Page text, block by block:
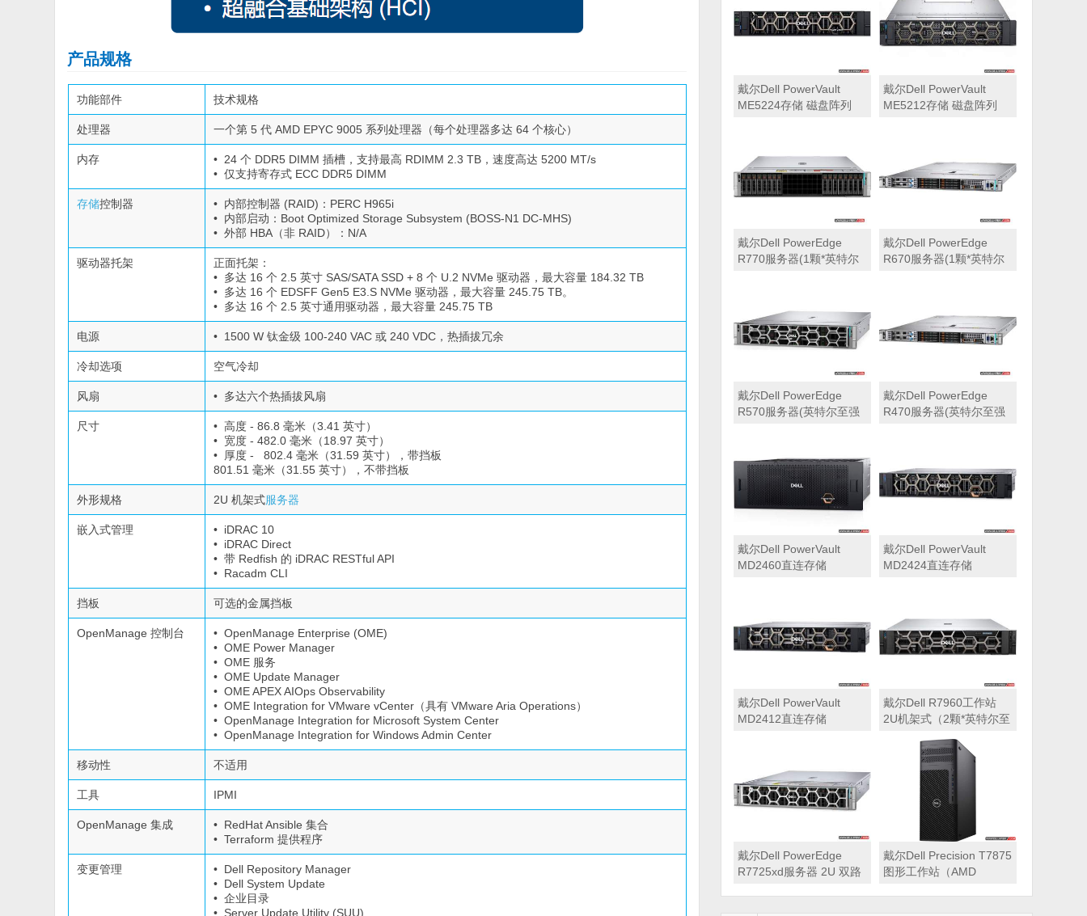
产品规格
功能部件 技术规格
处理器 一个第 5 代 AMD EPYC 9005 系列处理器（每个处理器多达 64 个核心）
内存
• 24 个 DDR5 DIMM 插槽，支持最高 RDIMM 2.3 TB，速度高达 5200 MT/s
• 仅支持寄存式 ECC DDR5 DIMM
存储控制器
• 内部控制器 (RAID)：PERC H965i
• 内部启动：Boot Optimized Storage Subsystem (BOSS-N1 DC-MHS)
• 外部 HBA（非 RAID）：N/A
驱动器托架
正面托架：
• 多达 16 个 2.5 英寸 SAS/SATA SSD + 8 个 U.2 NVMe 驱动器，最大容量 184.32 TB
• 多达 16 个 EDSFF Gen5 E3.S NVMe 驱动器，最大容量 245.75 TB。
• 多达 16 个 2.5 英寸通用驱动器，最大容量 245.75 TB
电源 • 1500 W 钛金级 100-240 VAC 或 240 VDC，热插拔冗余
冷却选项 空气冷却
风扇 • 多达六个热插拔风扇
尺寸
• 高度 - 86.8 毫米（3.41 英寸）
• 宽度 - 482.0 毫米（18.97 英寸）
• 厚度 - 802.4 毫米（31.59 英寸），带挡板
801.51 毫米（31.55 英寸），不带挡板
外形规格 2U 机架式服务器
嵌入式管理
• iDRAC 10
• iDRAC Direct
• 带 Redfish 的 iDRAC RESTful API
• Racadm CLI
挡板 可选的金属挡板
OpenManage 控制台
• OpenManage Enterprise (OME)
• OME Power Manager
• OME 服务
• OME Update Manager
• OME APEX AIOps Observability
• OME Integration for VMware vCenter（具有 VMware Aria Operations）
• OpenManage Integration for Microsoft System Center
• OpenManage Integration for Windows Admin Center
移动性 不适用
工具 IPMI
OpenManage 集成
• RedHat Ansible 集合
• Terraform 提供程序
变更管理
• Dell Repository Manager
• Dell System Update
• 企业目录
• Server Update Utility (SUU)
戴尔Dell PowerVault
ME5224存储 磁盘阵列
戴尔Dell PowerVault
ME5212存储 磁盘阵列
戴尔Dell PowerEdge
R770服务器(1颗*英特尔
PERC H965i阵列卡丨
800W双电源丨三年保修)
戴尔Dell PowerEdge
R670服务器(1颗*英特尔
PERC H965i阵列卡丨
800W双电源丨三年保修)
戴尔Dell PowerEdge
R570服务器(英特尔至强
SSD固态硬盘丨PERC
H965i阵列卡丨800W双电
源丨三年保修)
戴尔Dell PowerEdge
R470服务器(英特尔至强
H965i阵列卡丨800W双电
源丨三年保修)
戴尔Dell PowerVault
MD2460直连存储
戴尔Dell PowerVault
MD2424直连存储
戴尔Dell PowerVault
MD2412直连存储
戴尔Dell R7960工作站
2U机架式（2颗*英特尔至
十四核心丨256GB 内存
丨1T固态硬盘+2块*8TB
硬盘丨2*RTX A6000
48GB显卡丨2400W双电
源丨三年质保）
戴尔Dell PowerEdge
R7725xd服务器 2U 双路
戴尔Dell Precision T7875
图形工作站（AMD